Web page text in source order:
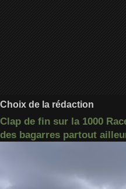
Choix de la rédaction
Clap de fin sur la 1000
des bagarres partout